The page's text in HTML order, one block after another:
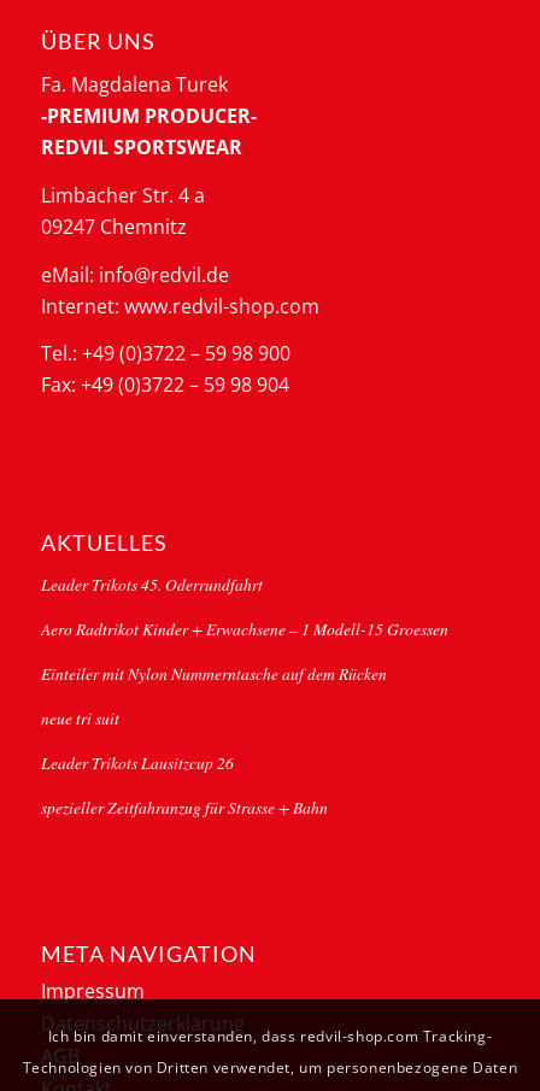
ÜBER UNS
Fa. Magdalena Turek
-PREMIUM PRODUCER-
REDVIL SPORTSWEAR
Limbacher Str. 4 a
09247 Chemnitz
eMail: info@redvil.de
Internet: www.redvil-shop.com
Tel.: +49 (0)3722 – 59 98 900
Fax: +49 (0)3722 – 59 98 904
AKTUELLES
Leader Trikots 45. Oderrundfahrt
Aero Radtrikot Kinder + Erwachsene – 1 Modell-15 Groessen
Einteiler mit Nylon Nummerntasche auf dem Rücken
neue tri suit
Leader Trikots Lausitzcup 26
spezieller Zeitfahranzug für Strasse + Bahn
META NAVIGATION
Impressum
Datenschutzerklärung
AGB
Ich bin damit einverstanden, dass redvil-shop.com Tracking-
Technologien von Dritten verwendet, um personenbezogene Daten